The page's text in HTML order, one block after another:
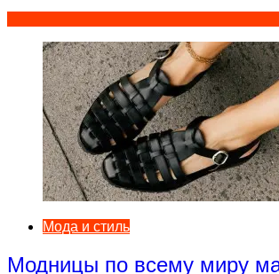
Мода и стиль
Модницы по всему миру